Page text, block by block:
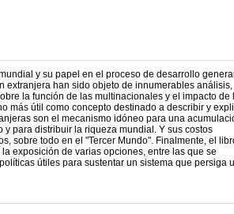
y su papel en el proceso de desarrollo
extranjera han sido objeto de innumerables análisis,
la función de las multinacionales y el impacto de
más útil como concepto destinado a describir y
son el mecanismo idóneo para una
para distribuir la riqueza mundial. Y sus costos
sobre todo en el "Tercer Mundo". Finalmente, el
exposición de varias opciones, entre las que se
útiles para sustentar un sistema que persiga